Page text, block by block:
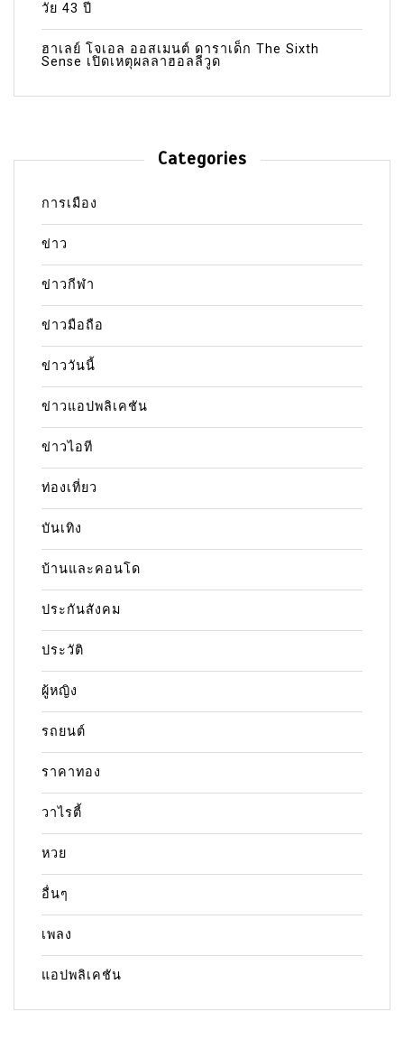
วัย 43 ปี
ฮาเลย์ โจเอล ออสเมนต์ ดาราเด็ก The Sixth
Sense เปิดเหตุผลลาฮอลลีวูด
Categories
การเมือง
ข่าว
ข่าวกีฬา
ข่าวมือถือ
ข่าววันนี้
ข่าวแอปพลิเคชัน
ข่าวไอที
ท่องเที่ยว
บันเทิง
บ้านและคอนโด
ประกันสังคม
ประวัติ
ผู้หญิง
รถยนต์
ราคาทอง
วาไรตี้
หวย
อื่นๆ
เพลง
แอปพลิเคชัน